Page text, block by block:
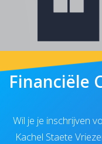
Financiële
Wil je je inschrijven
Kachel Staete